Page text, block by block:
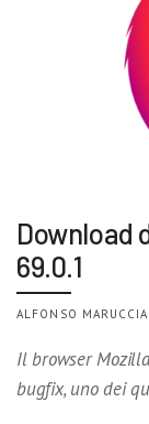
Download
69.0.1
ALFONSO
Il browser
bugfix, uno dei